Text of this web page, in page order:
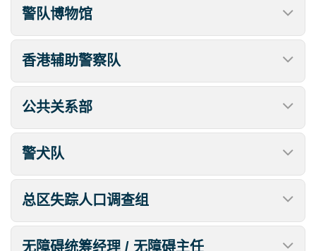
警队博物馆
香港辅助警察队
公共关系部
警犬队
总区失踪人口调查组
无障碍统筹经理 / 无障碍主任